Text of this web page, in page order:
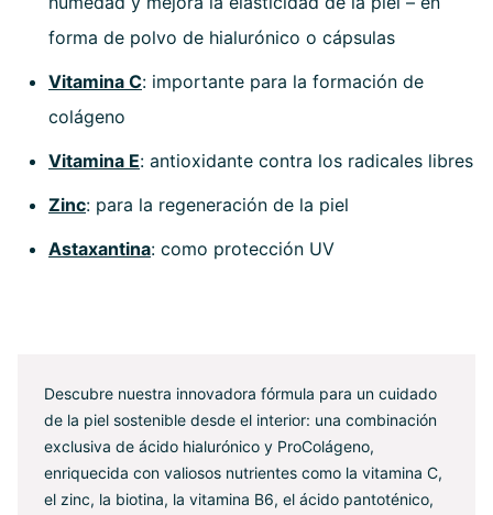
forma de polvo de hialurónico o cápsulas
Vitamina C: importante para la formación de
colágeno
Vitamina E: antioxidante contra los radicales libres
Zinc: para la regeneración de la piel
Astaxantina: como protección UV
Descubre nuestra innovadora fórmula para un cuidado
de la piel sostenible desde el interior: una combinación
exclusiva de ácido hialurónico y ProColágeno,
enriquecida con valiosos nutrientes como la vitamina C,
el zinc, la biotina, la vitamina B6, el ácido pantoténico,